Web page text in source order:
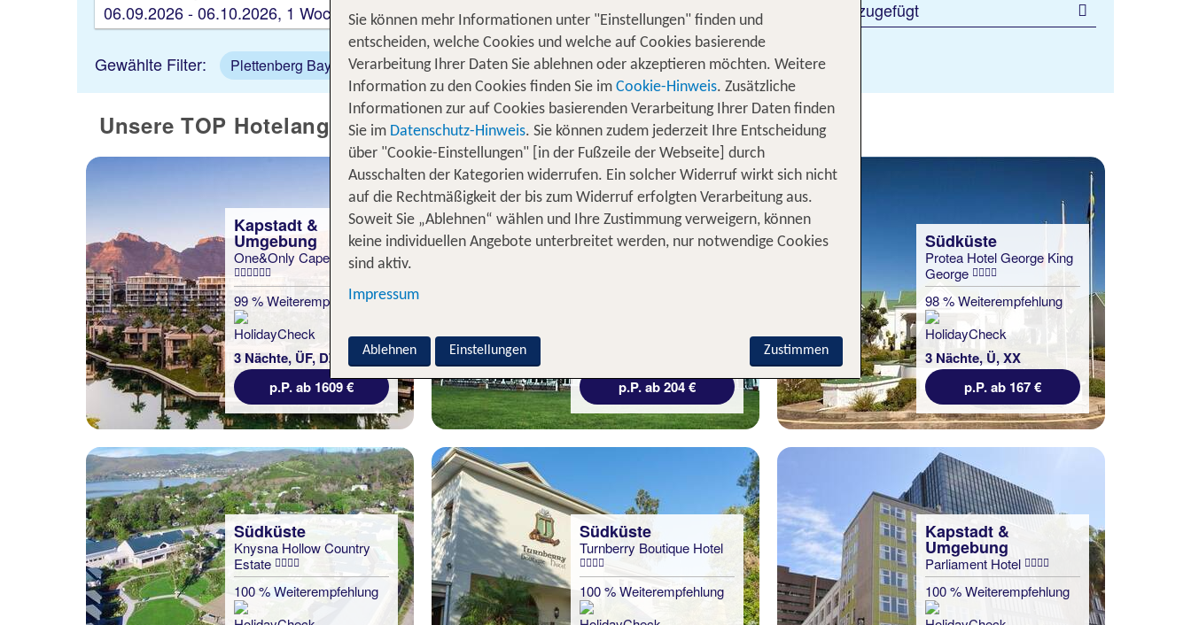
06.09.2026 - 06.10.2026, 1 Woche 2 Erwachsene 1 Filter hinzugefügt
Gewählte Filter: Plettenberg Bay
Unsere TOP Hotelangebote für 3 Nächte Plettenberg Bay
Kapstadt &
Umgebung
One&Only Cape Town
99 % Weiterempfehlung
3 Nächte, ÜF, DZ
p.P. ab 1609 €
Kapstadt &
p.P. ab 204 €
Südküste
Protea Hotel George King
George
98 % Weiterempfehlung
3 Nächte, Ü, XX
p.P. ab 167 €
Südküste
Knysna Hollow Country
Estate
100 % Weiterempfehlung
Südküste
Turnberry Boutique Hotel
100 % Weiterempfehlung
Kapstadt &
Umgebung
Parliament Hotel
100 % Weiterempfehlung
Sie können mehr Informationen unter "Einstellungen" finden und
entscheiden, welche Cookies und welche auf Cookies basierende
Verarbeitung Ihrer Daten Sie ablehnen oder akzeptieren möchten. Weitere
Information zu den Cookies finden Sie im Cookie-Hinweis. Zusätzliche
Informationen zur auf Cookies basierenden Verarbeitung Ihrer Daten finden
Sie im Datenschutz-Hinweis. Sie können zudem jederzeit Ihre Entscheidung
über "Cookie-Einstellungen" [in der Fußzeile der Webseite] durch
Ausschalten der Kategorien widerrufen. Ein solcher Widerruf wirkt sich nicht
auf die Rechtmäßigkeit der bis zum Widerruf erfolgten Verarbeitung aus.
Soweit Sie „Ablehnen“ wählen und Ihre Zustimmung verweigern, können
keine individuellen Angebote unterbreitet werden, nur notwendige Cookies
sind aktiv.
Impressum
Zustimmen
Ablehnen Einstellungen